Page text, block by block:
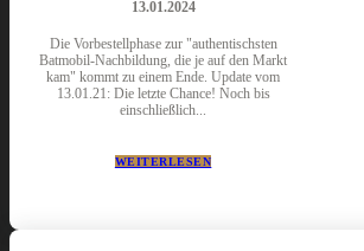
13.01.2024
Die Vorbestellphase zur "authentischsten
Batmobil-Nachbildung, die je auf den Markt
kam" kommt zu einem Ende. Update vom
13.01.21: Die letzte Chance! Noch bis
einschließlich...
WEITERLESEN